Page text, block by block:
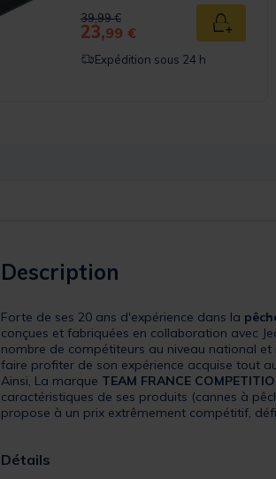
Price reduced from
39,99 €to
23,99 € Ajouter
Expédition sous 24 h
Description
Forte de ses 20 ans d'expérience dans la
conçues et fabriquées en collaboration avec
nombre de compétiteurs au niveau national et
faire profiter de son expérience acquise tout
Ainsi, La marque TEAM FRANCE
caractéristiques de ses produits (cannes à
propose à un prix extrêmement compétitif,
Détails